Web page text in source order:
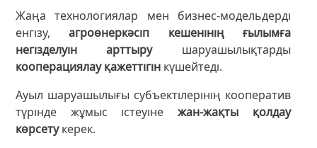
Жаңа технологиялар мен бизнес-модельдерді
енгізу,агроөнеркәсіп кешенінің ғылымға
негізделуін арттырушаруашылықтарды
кооперациялау қажеттігін күшейтеді.
Ауыл шаруашылығы субъектілерінің кооператив
түрінде жұмыс істеуінежан-жақты қолдау
көрсетукерек.